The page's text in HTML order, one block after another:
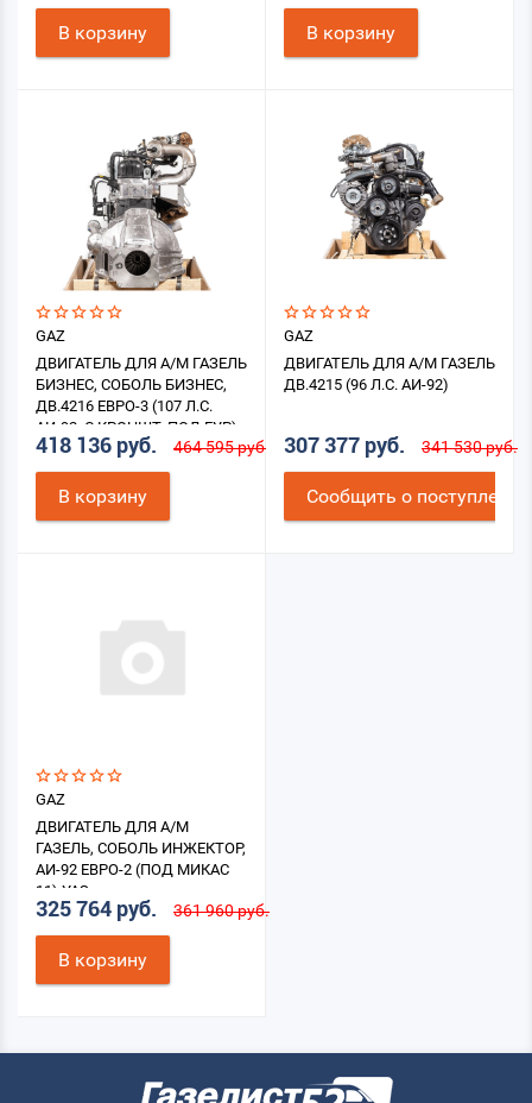
В корзину В корзину
GAZ
ДВИГАТЕЛЬ ДЛЯ А/М ГАЗЕЛЬ
БИЗНЕС, СОБОЛЬ БИЗНЕС,
ДВ.4216 ЕВРО-3 (107 Л.С.
АИ-92, С КРОНШТ. ПОД ГУР)
418 136 руб. 464 595 руб.
В корзину
GAZ
ДВИГАТЕЛЬ ДЛЯ А/М ГАЗЕЛЬ
ДВ.4215 (96 Л.С. АИ-92)
307 377 руб. 341 530 руб.
Cообщить о поступлении
GAZ
ДВИГАТЕЛЬ ДЛЯ А/М
ГАЗЕЛЬ, СОБОЛЬ ИНЖЕКТОР,
АИ-92 ЕВРО-2 (ПОД МИКАС
11) УАЗ
325 764 руб. 361 960 руб.
В корзину